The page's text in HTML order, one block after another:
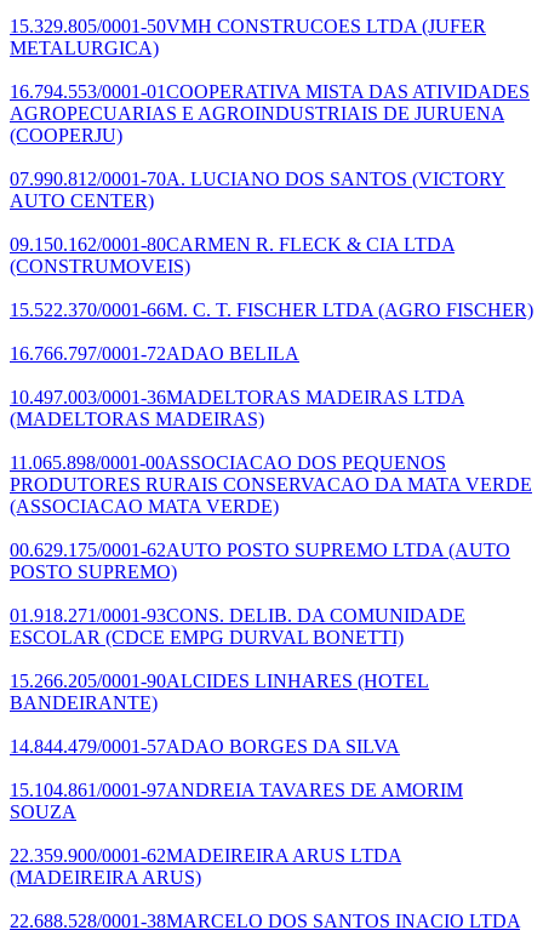
15.329.805/0001-50VMH CONSTRUCOES LTDA (JUFER
METALURGICA)
16.794.553/0001-01COOPERATIVA MISTA DAS ATIVIDADES
AGROPECUARIAS E AGROINDUSTRIAIS DE JURUENA
(COOPERJU)
07.990.812/0001-70A. LUCIANO DOS SANTOS (VICTORY
AUTO CENTER)
09.150.162/0001-80CARMEN R. FLECK & CIA LTDA
(CONSTRUMOVEIS)
15.522.370/0001-66M. C. T. FISCHER LTDA (AGRO FISCHER)
16.766.797/0001-72ADAO BELILA
10.497.003/0001-36MADELTORAS MADEIRAS LTDA
(MADELTORAS MADEIRAS)
11.065.898/0001-00ASSOCIACAO DOS PEQUENOS
PRODUTORES RURAIS CONSERVACAO DA MATA VERDE
(ASSOCIACAO MATA VERDE)
00.629.175/0001-62AUTO POSTO SUPREMO LTDA (AUTO
POSTO SUPREMO)
01.918.271/0001-93CONS. DELIB. DA COMUNIDADE
ESCOLAR (CDCE EMPG DURVAL BONETTI)
15.266.205/0001-90ALCIDES LINHARES (HOTEL
BANDEIRANTE)
14.844.479/0001-57ADAO BORGES DA SILVA
15.104.861/0001-97ANDREIA TAVARES DE AMORIM
SOUZA
22.359.900/0001-62MADEIREIRA ARUS LTDA
(MADEIREIRA ARUS)
22.688.528/0001-38MARCELO DOS SANTOS INACIO LTDA